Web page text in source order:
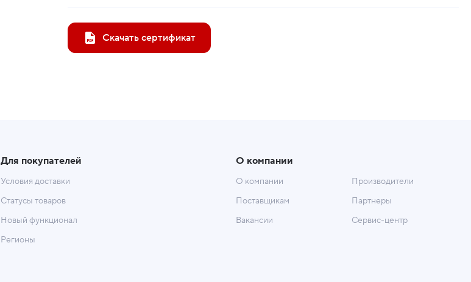
Скачать сертификат
Для покупателей
Условия доставки
Статусы товаров
Новый функционал
Регионы
О компании
О компании
Поставщикам
Вакансии
Производители
Партнеры
Сервис-центр